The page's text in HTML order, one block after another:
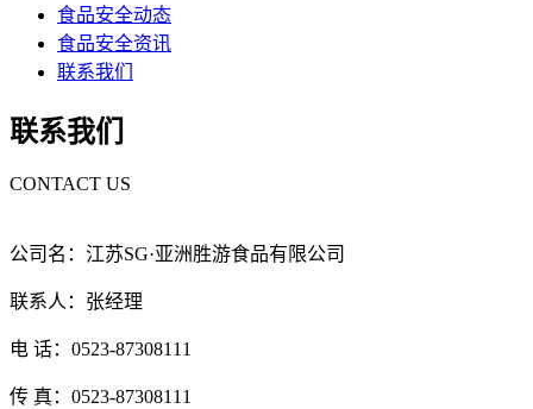
食品安全动态
食品安全资讯
联系我们
联系我们
CONTACT US
公司名：江苏SG·亚洲胜游食品有限公司
联系人：张经理
电 话：0523-87308111
传 真：0523-87308111